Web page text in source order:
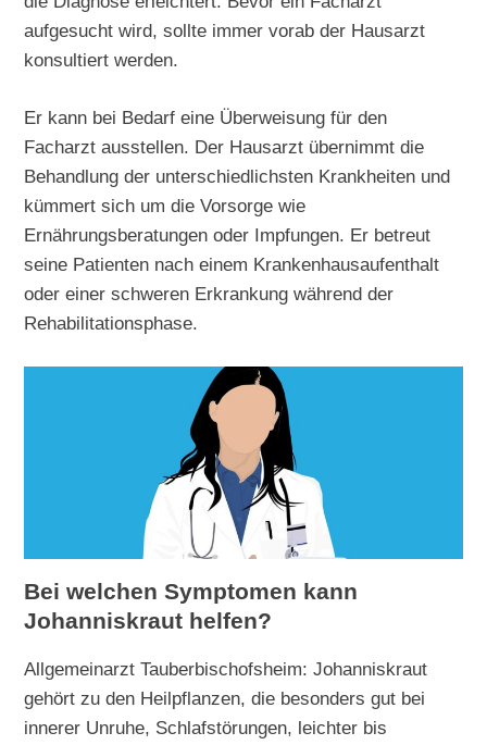
aufgesucht wird, sollte immer vorab der Hausarzt
konsultiert werden.
Er kann bei Bedarf eine Überweisung für den
Facharzt ausstellen. Der Hausarzt übernimmt die
Behandlung der unterschiedlichsten Krankheiten und
kümmert sich um die Vorsorge wie
Ernährungsberatungen oder Impfungen. Er betreut
seine Patienten nach einem Krankenhausaufenthalt
oder einer schweren Erkrankung während der
Rehabilitationsphase.
Bei welchen Symptomen kann
Johanniskraut helfen?
Allgemeinarzt Tauberbischofsheim: Johanniskraut
gehört zu den Heilpflanzen, die besonders gut bei
innerer Unruhe, Schlafstörungen, leichter bis